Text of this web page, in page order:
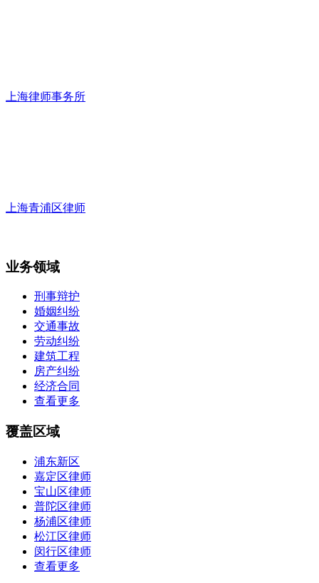
上海律师事务所
上海青浦区律师
业务领域
刑事辩护
婚姻纠纷
交通事故
劳动纠纷
建筑工程
房产纠纷
经济合同
查看更多
覆盖区域
浦东新区
嘉定区律师
宝山区律师
普陀区律师
杨浦区律师
松江区律师
闵行区律师
查看更多